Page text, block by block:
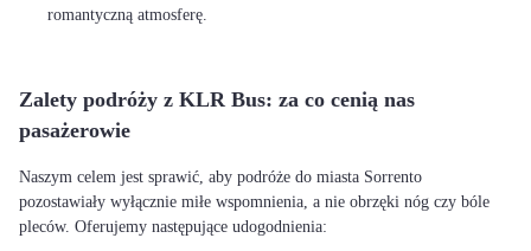
romantyczną atmosferę.
Zalety podróży z KLR Bus: za co cenią nas
pasażerowie
Naszym celem jest sprawić, aby podróże do miasta Sorrento
pozostawiały wyłącznie miłe wspomnienia, a nie obrzęki nóg czy bóle